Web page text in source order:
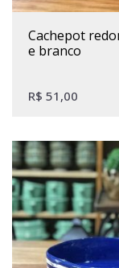
cachepot redondo espiral azul
e branco
R$ 51,00